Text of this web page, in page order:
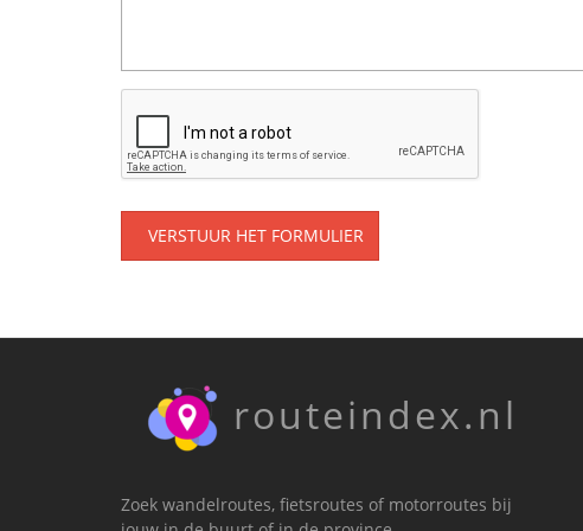
VERSTUUR HET FORMULIER
routeindex.nl
Zoek wandelroutes, fietsroutes of motorroutes bij